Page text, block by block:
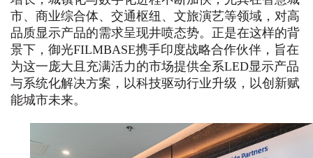
市、商业综合体、交通枢纽、文旅演艺等领域，对高
品质显示产品的需求呈现井喷态势。正是在这样的背
景下，御光FILMBASE携手印度战略合作伙伴，旨在
为这一庞大且充满活力的市场提供全系LED显示产品
与系统化解决方案，以科技驱动行业升级，以创新赋
能城市未来。